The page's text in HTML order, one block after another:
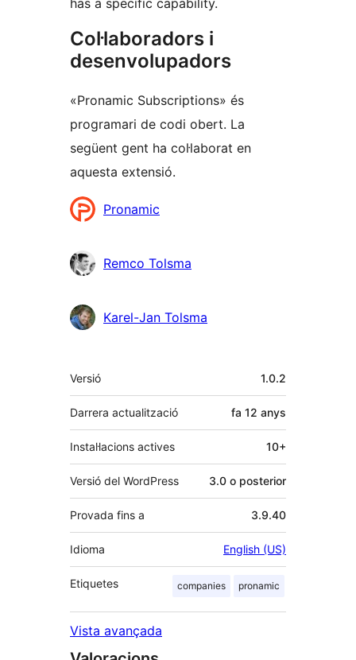
has a specific capability.
Col·laboradors i
desenvolupadors
«Pronamic Subscriptions» és
programari de codi obert. La
següent gent ha col·laborat en
aquesta extensió.
Col·laboradors
Pronamic
Remco Tolsma
Karel-Jan Tolsma
Meta
Versió 1.0.2
Darrera actualització fa 12 anys
Instal·lacions actives 10+
Versió del WordPress 3.0 o posterior
Provada fins a 3.9.40
Idioma English (US)
Etiquetes companies pronamic
Vista avançada